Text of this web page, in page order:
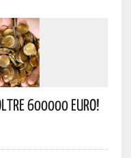
600000 Euro!